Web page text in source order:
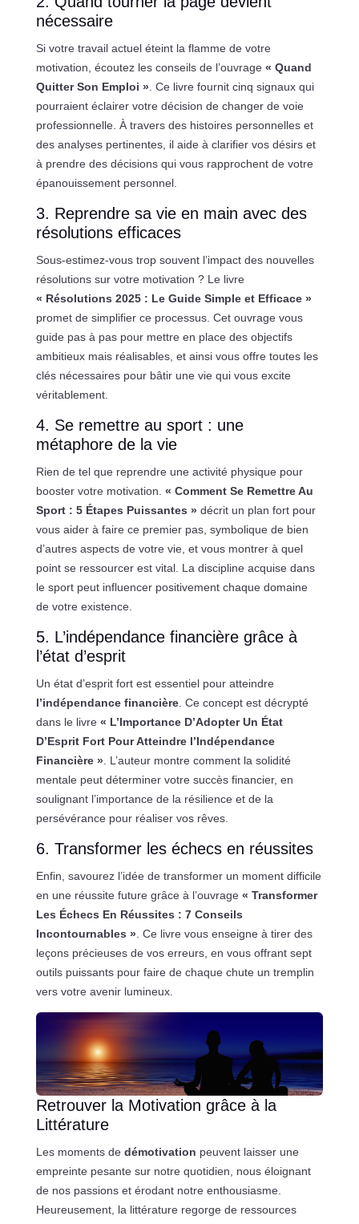
nécessaire
Si votre travail actuel éteint la flamme de votre
motivation, écoutez les conseils de l’ouvrage « Quand
Quitter Son Emploi ». Ce livre fournit cinq signaux qui
pourraient éclairer votre décision de changer de voie
professionnelle. À travers des histoires personnelles et
des analyses pertinentes, il aide à clarifier vos désirs et
à prendre des décisions qui vous rapprochent de votre
épanouissement personnel.
3. Reprendre sa vie en main avec des
résolutions efficaces
Sous-estimez-vous trop souvent l’impact des nouvelles
résolutions sur votre motivation ? Le livre
« Résolutions 2025 : Le Guide Simple et Efficace »
promet de simplifier ce processus. Cet ouvrage vous
guide pas à pas pour mettre en place des objectifs
ambitieux mais réalisables, et ainsi vous offre toutes les
clés nécessaires pour bâtir une vie qui vous excite
véritablement.
4. Se remettre au sport : une
métaphore de la vie
Rien de tel que reprendre une activité physique pour
booster votre motivation. « Comment Se Remettre Au
Sport : 5 Étapes Puissantes »décrit un plan fort pour
vous aider à faire ce premier pas, symbolique de bien
d’autres aspects de votre vie, et vous montrer à quel
point se ressourcer est vital. La discipline acquise dans
le sport peut influencer positivement chaque domaine
de votre existence.
5. L’indépendance financière grâce à
l’état d’esprit
Un état d’esprit fort est essentiel pour atteindre
l’indépendance financière. Ce concept est décrypté
dans le livre « L’Importance D’Adopter Un État
D’Esprit Fort Pour Atteindre l’Indépendance
Financière ». L’auteur montre comment la solidité
mentale peut déterminer votre succès financier, en
soulignant l’importance de la résilience et de la
persévérance pour réaliser vos rêves.
6. Transformer les échecs en réussites
Enfin, savourez l’idée de transformer un moment difficile
en une réussite future grâce à l’ouvrage « Transformer
Les Échecs En Réussites : 7 Conseils
Incontournables ». Ce livre vous enseigne à tirer des
leçons précieuses de vos erreurs, en vous offrant sept
outils puissants pour faire de chaque chute un tremplin
vers votre avenir lumineux.
Retrouver la Motivation grâce à la
Littérature
Les moments de démotivation peuvent laisser une
empreinte pesante sur notre quotidien, nous éloignant
de nos passions et érodant notre enthousiasme.
Heureusement, la littérature regorge de ressources